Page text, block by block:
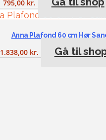
795,00 kr.
Anna Plafond 60 cm Hør
1.838,00 kr. Gå til